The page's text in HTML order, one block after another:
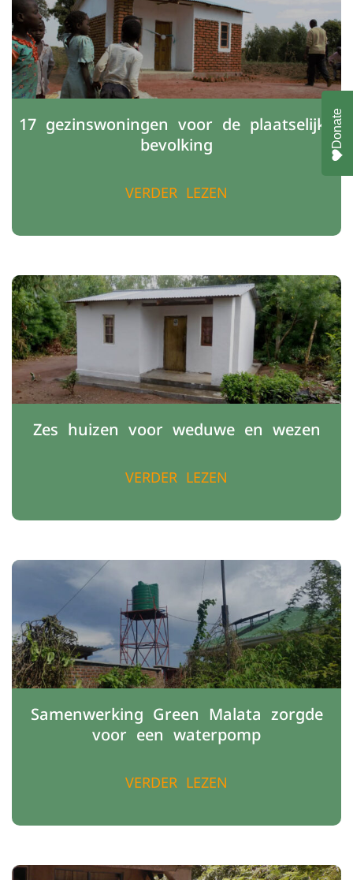
17 gezinswoningen voor de plaatselijke
bevolking
VERDER LEZEN
Zes huizen voor weduwe en wezen
VERDER LEZEN
Samenwerking Green Malata zorgde
voor een waterpomp
VERDER LEZEN
Donate